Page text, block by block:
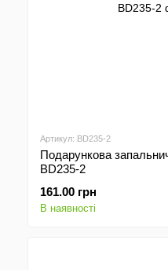
Артикул: BD235-2
Подарункова
BD235-2
161.00 грн
В наявності